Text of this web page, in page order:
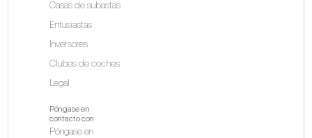
Casas de subastas
Entusiastas
Inversores
Clubes de coches
Legal
Póngase en
contacto con
Póngase en